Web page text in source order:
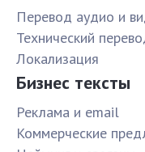
Перевод аудио и
Технический
Локализация
Бизнес тексты
Реклама и email
Коммерческие